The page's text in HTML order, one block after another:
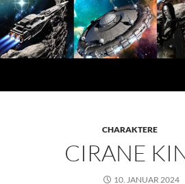
Zum
Inhalt
springen
CHARAKTERE
CIRANE
10. JANUAR 2024